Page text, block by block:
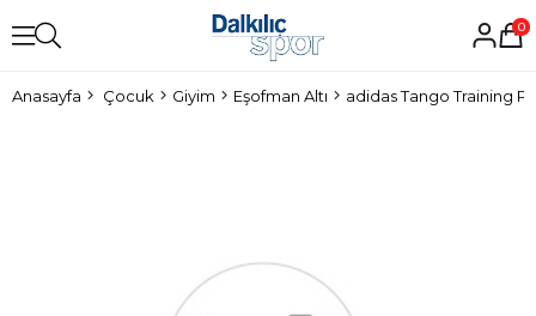
0
Anasayfa Çocuk Giyim Eşofman Altı adidas Tango Training